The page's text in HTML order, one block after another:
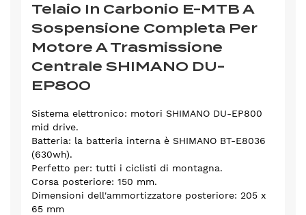
Telaio In Carbonio E-MTB A
Sospensione Completa Per
Motore A Trasmissione
Centrale SHIMANO DU-
EP800
Sistema elettronico: motori SHIMANO DU-EP800
mid drive.
Batteria: la batteria interna è SHIMANO BT-E8036
(630wh).
Perfetto per: tutti i ciclisti di montagna.
Corsa posteriore: 150 mm.
Dimensioni dell'ammortizzatore posteriore: 205 x
65 mm